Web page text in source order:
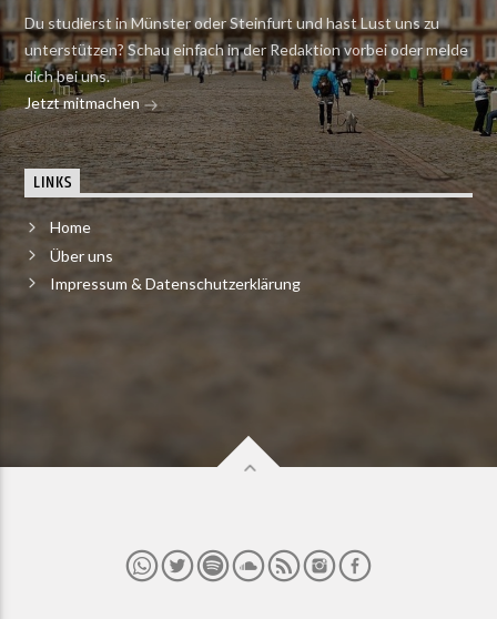
Du studierst in Münster oder Steinfurt und hast Lust uns zu
unterstützen? Schau einfach in der Redaktion vorbei oder melde
dich bei uns.
Jetzt mitmachen
LINKS
Home
Über uns
Impressum & Datenschutzerklärung